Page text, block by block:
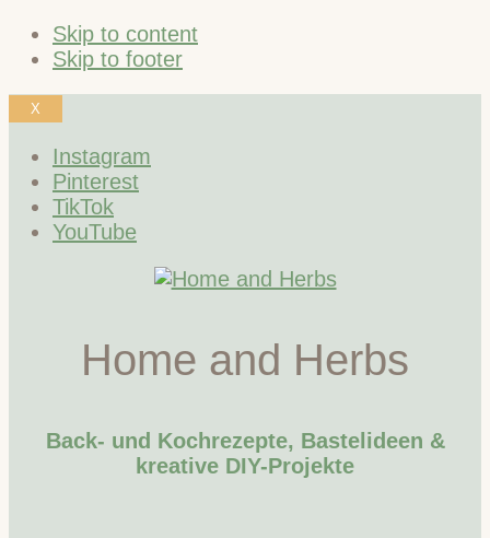
Skip to content
Skip to footer
X
Instagram
Pinterest
TikTok
YouTube
Home and Herbs
Back- und Kochrezepte, Bastelideen &
kreative DIY-Projekte